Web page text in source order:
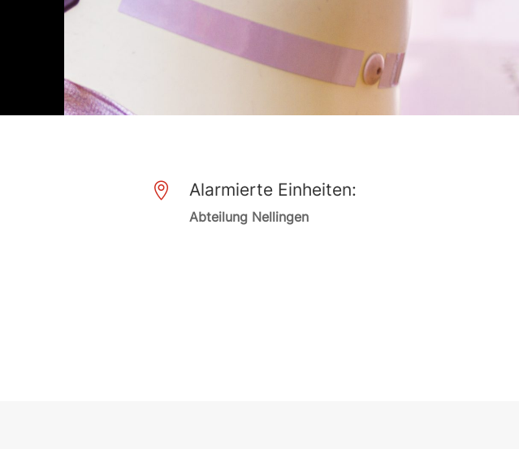
 Alarmierte Einheiten:
Abteilung Nellingen